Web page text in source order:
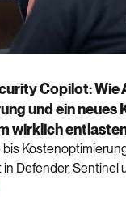
Copilot: Wie
und ein neues
wirklich
bis
Defender, Sentinel